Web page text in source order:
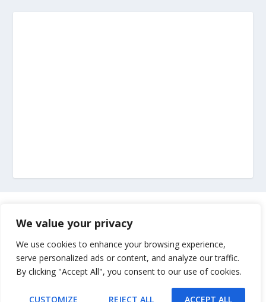
We value your privacy
We use cookies to enhance your browsing experience,
serve personalized ads or content, and analyze our traffic.
By clicking "Accept All", you consent to our use of cookies.
CUSTOMIZE REJECT ALL ACCEPT ALL
Impressum
Uvjeti korištenja